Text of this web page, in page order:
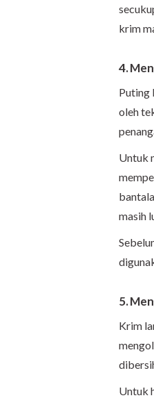
krim
4.
Puting
oleh
Untuk
masih
5.
Krim
Untuk